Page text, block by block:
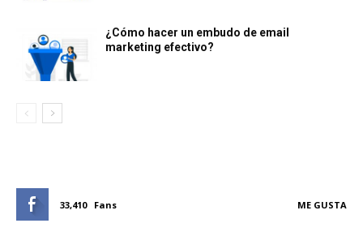
¿Cómo hacer un embudo de email
marketing efectivo?
33,410 Fans ME GUSTA